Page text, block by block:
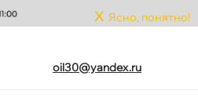
x Ясно, понятно!
oil30@yandex.ru